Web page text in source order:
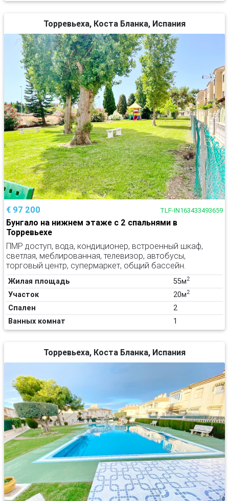
Торревьеха, Коста Бланка, Испания
€ 97 200 TLF-IN163433493659
Бунгало на нижнем этаже с 2 спальнями в
Торревьехе
ПМР доступ, вода, кондиционер, встроенный шкаф,
светлая, меблированная, телевизор, автобусы,
торговый центр, супермаркет, общий бассейн.
Жилая площадь 55м2
Участок 20м2
Спален
2
Ванных комнат
1
Торревьеха, Коста Бланка, Испания